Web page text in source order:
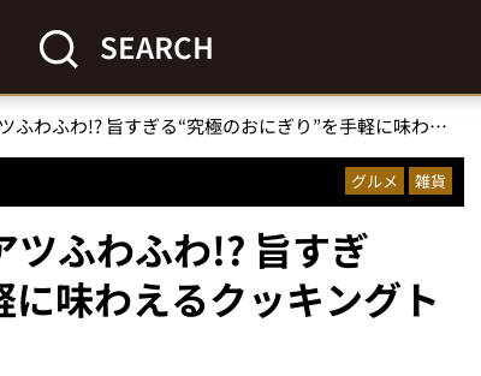
SEARCH
【お米の日】30秒でアツアツふわふわ!? 旨すぎる“究極のおにぎり”を手軽に味わえるクッキングトイがすごい！
グルメ 雑貨
ツふわふわ!? 旨すぎ
味わえるクッキングト